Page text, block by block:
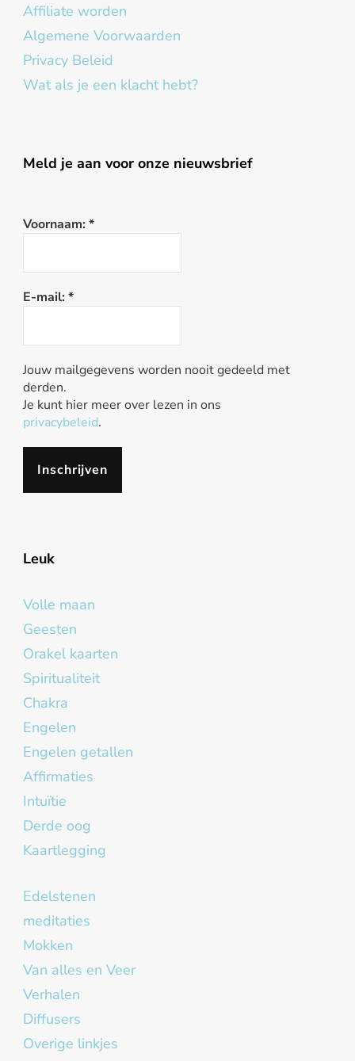
Affiliate worden
Algemene Voorwaarden
Privacy Beleid
Wat als je een klacht hebt?
Meld je aan voor onze nieuwsbrief
Voornaam: *
E-mail: *
Jouw mailgegevens worden nooit gedeeld met
derden.
Je kunt hier meer over lezen in ons
privacybeleid.
Leuk
Volle maan
Geesten
Orakel kaarten
Spiritualiteit
Chakra
Engelen
Engelen getallen
Affirmaties
Intuïtie
Derde oog
Kaartlegging
Edelstenen
meditaties
Mokken
Van alles en Veer
Verhalen
Diffusers
Overige linkjes